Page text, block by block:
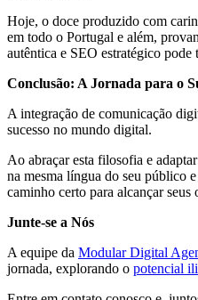
Hoje, o doce produzido com
em todo o Portugal e além,
autêntica e SEO estratégico
Conclusão: A Jornada para o
A integração de comunicação
sucesso no mundo digital.
Ao abraçar esta filosofia e
na mesma língua do seu público
caminho certo para alcançar seus
Junte-se a Nós
A equipe da Modular Digital
jornada, explorando o potencial